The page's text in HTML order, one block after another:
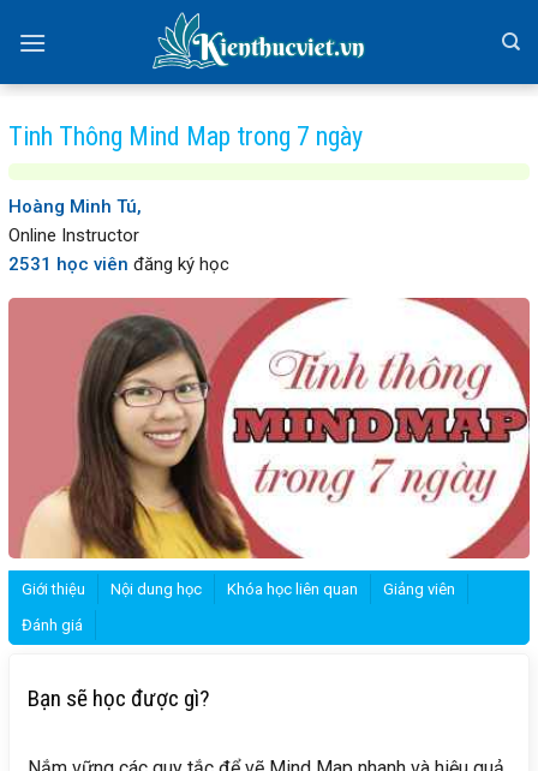
Tinh Thông Mind Map trong 7 ngày
Hoàng Minh Tú,
Online Instructor
2531 học viên đăng ký học
Giới thiệu Nội dung học Khóa học liên quan
Giảng viên
Đánh giá
Bạn sẽ học được gì?